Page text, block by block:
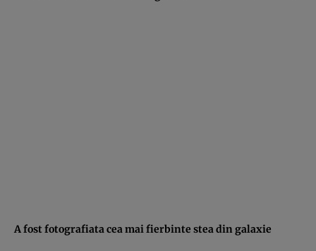
A fost fotografiata cea mai fierbinte stea din galaxie